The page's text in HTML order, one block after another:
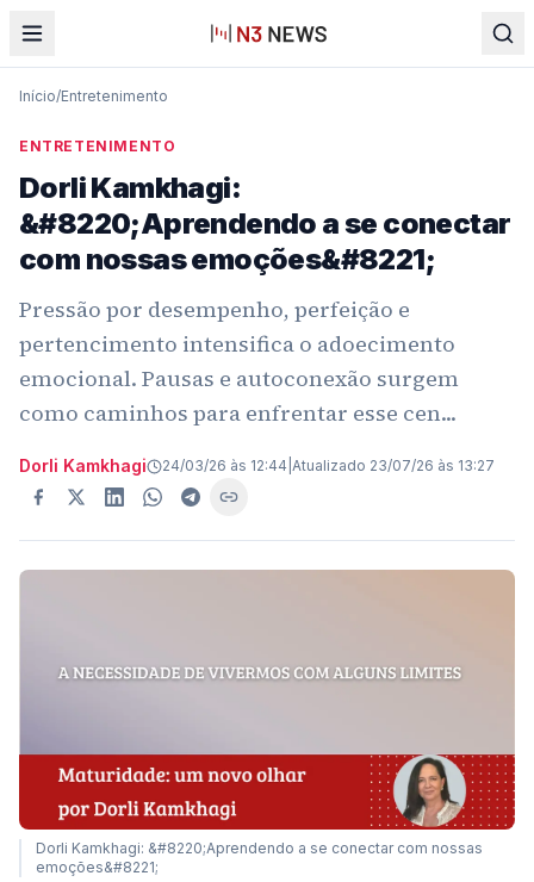
Início/Entretenimento
ENTRETENIMENTO
Dorli Kamkhagi:
&#8220;Aprendendo a se conectar
com nossas emoções&#8221;
Pressão por desempenho, perfeição e
pertencimento intensifica o adoecimento
emocional. Pausas e autoconexão surgem
como caminhos para enfrentar esse cen...
Dorli Kamkhagi 24/03/26 às 12:44 Atualizado 23/07/26 às 13:27
Dorli Kamkhagi: &#8220;Aprendendo a se conectar com nossas
emoções&#8221;